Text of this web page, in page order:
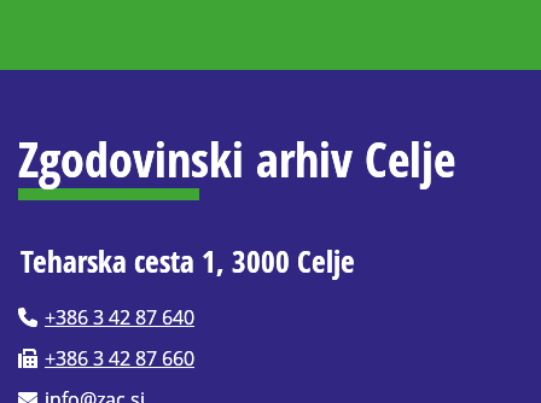
Zgodovinski arhiv Celje
Teharska cesta 1, 3000 Celje
+386 3 42 87 640
+386 3 42 87 660